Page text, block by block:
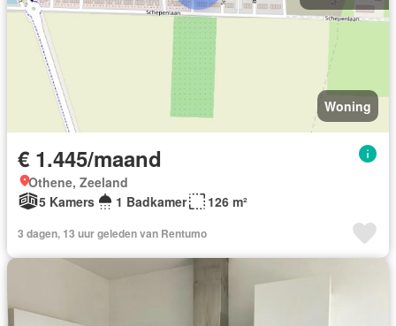
Woning
€ 1.445/maand
Othene, Zeeland
5 Kamers
1 Badkamer 126 m²
3 dagen, 13 uur geleden van Rentumo